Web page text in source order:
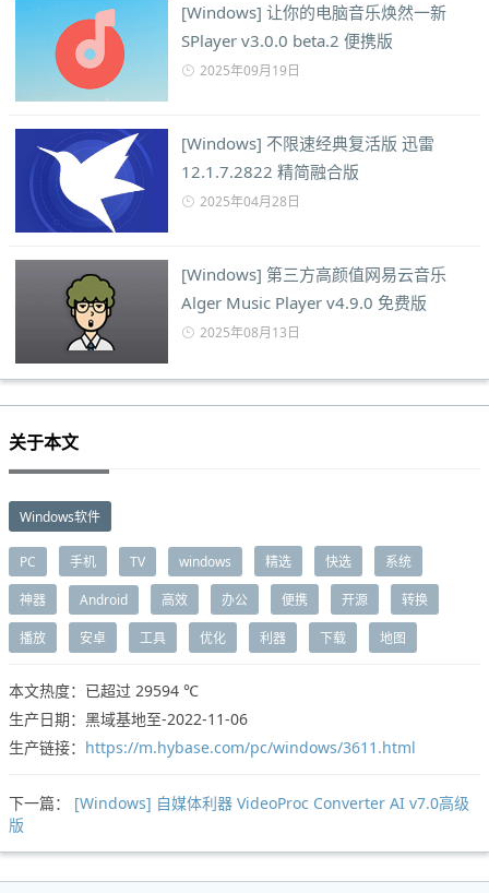
[Windows] 让你的电脑音乐焕然一新
SPlayer v3.0.0 beta.2 便携版
2025年09月19日
[Windows] 不限速经典复活版 迅雷
12.1.7.2822 精简融合版
2025年04月28日
[Windows] 第三方高颜值网易云音乐
Alger Music Player v4.9.0 免费版
2025年08月13日
关于本文
Windows软件
PC 手机 TV windows 精选 快选 系统
神器 Android 高效 办公 便携 开源 转换
播放 安卓 工具 优化 利器 下载 地图
本文热度：已超过 29594 ℃
生产日期：黑域基地至-2022-11-06
生产链接： https://m.hybase.com/pc/windows/3611.html
下一篇：
[Windows] 自媒体利器 VideoProc Converter AI v7.0高级
版